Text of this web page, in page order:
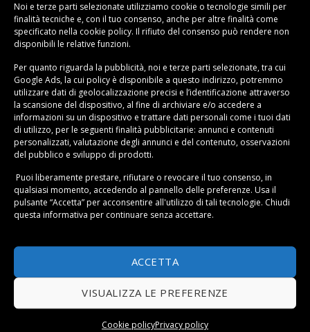
Noi e terze parti selezionate utilizziamo cookie o tecnologie simili per
finalità tecniche e, con il tuo consenso, anche per altre finalità come
specificato nella cookie policy. Il rifiuto del consenso può rendere non
disponibili le relative funzioni.
Per quanto riguarda la pubblicità, noi e terze parti selezionate, tra cui
Google Ads, la cui policy è disponibile a questo indirizzo, potremmo
utilizzare dati di geolocalizzazione precisi e l’identificazione attraverso
la scansione del dispositivo, al fine di archiviare e/o accedere a
informazioni su un dispositivo e trattare dati personali come i tuoi dati
di utilizzo, per le seguenti finalità pubblicitarie: annunci e contenuti
personalizzati, valutazione degli annunci e del contenuto, osservazioni
del pubblico e sviluppo di prodotti.
Puoi liberamente prestare, rifiutare o revocare il tuo consenso, in
qualsiasi momento, accedendo al pannello delle preferenze. Usa il
pulsante “Accetta” per acconsentire all'utilizzo di tali tecnologie. Chiudi
questa informativa per continuare senza accettare.
ACCETTA
VISUALIZZA LE PREFERENZE
Cookie policyPrivacy policy
Il Regalo Perfetto per una Nuova Casa
Quando qualcuno si trasferisce in una nuova
perfetto di un nuovo inizio. Aiutano a trasformare uno
spazio vuoto in un focolare accogliente, creando
immediatamente quella sensazione di “casa” che tutti
cerchiamo.
Tendenze 2025: Le Candele Più Ricercate del
Momento
Il mondo delle candele decorative evolve
costantemente, influenzato dalle tendenze del design
Candele Artistiche e Design Scultorei
Quest’anno dominano le candele con forme
architettoniche e scultoree. Non più semplici cilindri, ma
vere opere d’arte che decorano gli spazi anche quando